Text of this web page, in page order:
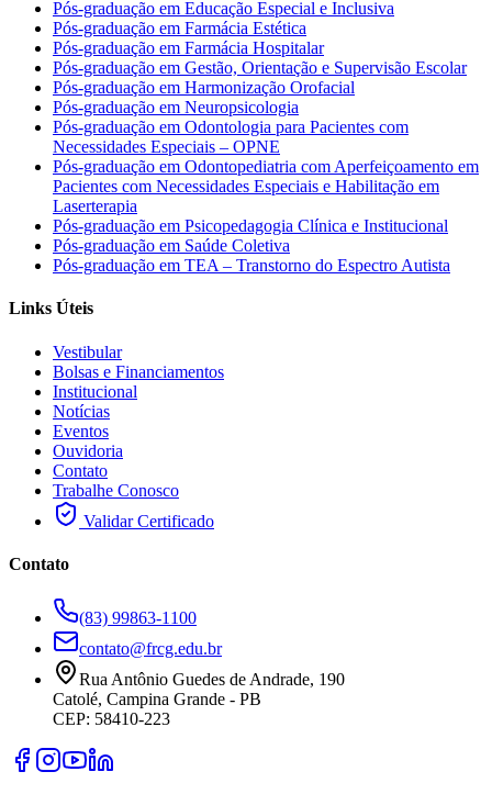
Pós-graduação em Educação Especial e Inclusiva
Pós-graduação em Farmácia Estética
Pós-graduação em Farmácia Hospitalar
Pós-graduação em Gestão, Orientação e Supervisão Escolar
Pós-graduação em Harmonização Orofacial
Pós-graduação em Neuropsicologia
Pós-graduação em Odontologia para Pacientes com
Necessidades Especiais – OPNE
Pós-graduação em Odontopediatria com Aperfeiçoamento em
Pacientes com Necessidades Especiais e Habilitação em
Laserterapia
Pós-graduação em Psicopedagogia Clínica e Institucional
Pós-graduação em Saúde Coletiva
Pós-graduação em TEA – Transtorno do Espectro Autista
Links Úteis
Vestibular
Bolsas e Financiamentos
Institucional
Notícias
Eventos
Ouvidoria
Contato
Trabalhe Conosco
Validar Certificado
Contato
(83) 99863-1100
contato@frcg.edu.br
Rua Antônio Guedes de Andrade, 190
Catolé, Campina Grande - PB
CEP: 58410-223